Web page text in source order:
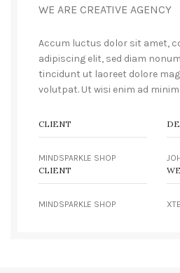
WE ARE CREATIVE AGENCY
Accum luctus dolor sit amet,
adipiscing elit, sed diam
tincidunt ut laoreet dolore
volutpat. Ut wisi enim ad
CLIENT
MINDSPARKLE SHOP
CLIENT
MINDSPARKLE SHOP